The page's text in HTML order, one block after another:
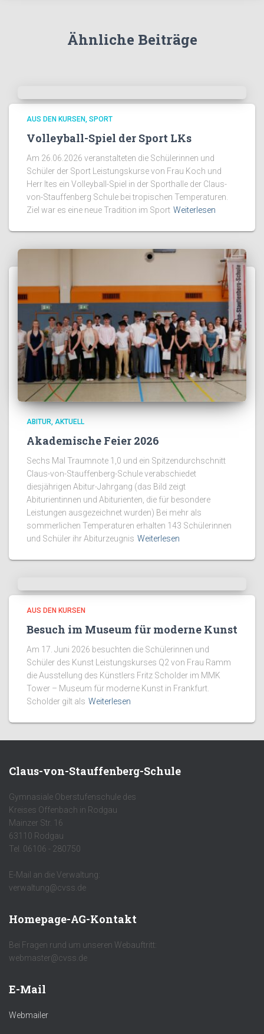
Ähnliche Beiträge
AUS DEN KURSEN SPORT
Volleyball-Spiel der Sport LKs
Am 26.06.2026 veranstalteten die Schülerinnen und
Schüler der Sport Leistungskurse von Frau Koch und
Herr Ites ein Volleyball-Spiel in der Sporthalle der Claus-
von-Stauffenberg Schule bei tropischen Temperaturen.
Ziel war es eine neue Tradition im Sport Weiterlesen
ABITUR AKTUELL
Akademische Feier 2026
Sechs Mal Traumnote 1,0 und ein Spitzendurchschnitt
Claus-von-Stauffenberg-Schule verabschiedet
diesjährigen Abitur-Jahrgang (das Bild zeigt
Abiturientinnen und Abiturienten, die für besondere
Leistungen ausgezeichnet wurden) Bei mehr als
sommerlichen Temperaturen erhalten 143 Schülerinnen
und Schüler ihr Abiturzeugnis Weiterlesen
AUS DEN KURSEN
Besuch im Museum für moderne Kunst
Am 17. Juni 2026 besuchten die Schülerinnen und
Schüler des Kunst Leistungskurses Q2 von Frau Ramm
die Ausstellung des Künstlers Fritz Scholder im MMK
Tower – Museum für moderne Kunst in Frankfurt.
Scholder gilt als Weiterlesen
Claus-von-Stauffenberg-Schule
Gymnasiale Oberstufenschule des
Kreises Offenbach in Rodgau
Mainzer Str. 16
63110 Rodgau
Tel. 06106 - 280750
E-Mail an die Verwaltung:
verwaltung@cvss.de
Homepage-AG-Kontakt
Bei Fragen rund um unseren Webauftritt:
webmaster@cvss.de
E-Mail
Webmailer